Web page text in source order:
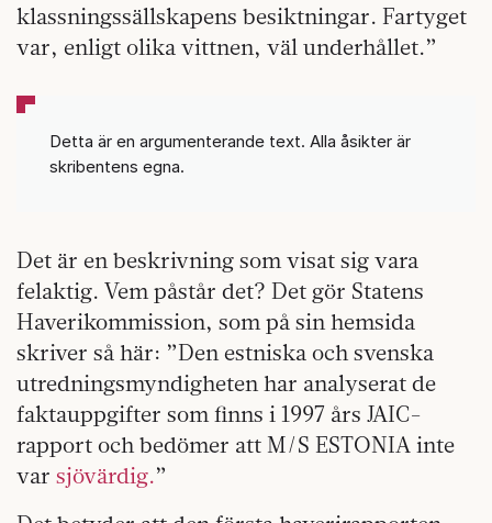
klassningssällskapens besiktningar. Fartyget
var, enligt olika vittnen, väl underhållet.”
Detta är en argumenterande text. Alla åsikter är
skribentens egna.
Det är en beskrivning som visat sig vara
felaktig. Vem påstår det? Det gör Statens
Haverikommission, som på sin hemsida
skriver så här: ”Den estniska och svenska
utredningsmyndigheten har analyserat de
faktauppgifter som finns i 1997 års JAIC-
rapport och bedömer att M/S ESTONIA inte
var sjövärdig.”